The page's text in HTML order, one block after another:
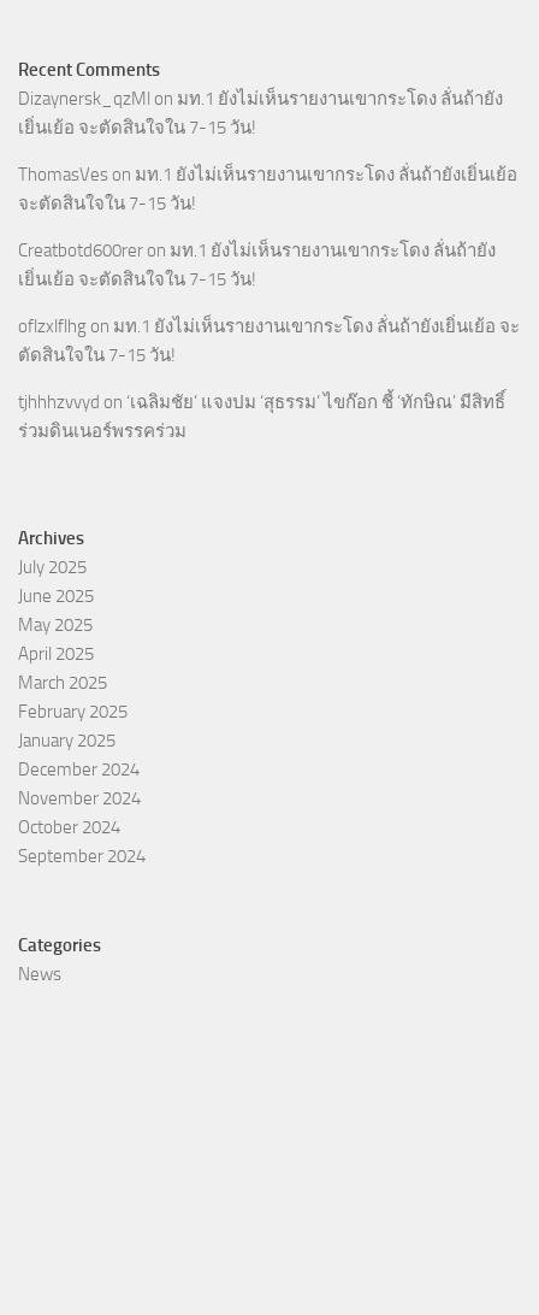
Recent Comments
Dizaynersk_qzMl on มท.1 ยังไม่เห็นรายงานเขากระโดง ลั่นถ้ายัง
เยิ่นเย้อ จะตัดสินใจใน 7-15 วัน!
ThomasVes on มท.1 ยังไม่เห็นรายงานเขากระโดง ลั่นถ้ายังเยิ่นเย้อ
จะตัดสินใจใน 7-15 วัน!
Creatbotd600rer on มท.1 ยังไม่เห็นรายงานเขากระโดง ลั่นถ้ายัง
เยิ่นเย้อ จะตัดสินใจใน 7-15 วัน!
oflzxlflhg on มท.1 ยังไม่เห็นรายงานเขากระโดง ลั่นถ้ายังเยิ่นเย้อ จะ
ตัดสินใจใน 7-15 วัน!
tjhhhzvvyd on ‘เฉลิมชัย’ แจงปม ‘สุธรรม’ ไขก๊อก ชี้ ‘ทักษิณ’ มีสิทธิ์
ร่วมดินเนอร์พรรคร่วม
Archives
July 2025
June 2025
May 2025
April 2025
March 2025
February 2025
January 2025
December 2024
November 2024
October 2024
September 2024
Categories
News